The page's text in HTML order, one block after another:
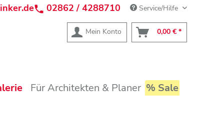
02862 / 4288710 Service/Hilfe
Mein Konto 0,00 € *
Für Architekten & Planer % Sale